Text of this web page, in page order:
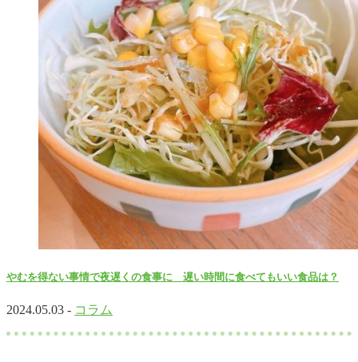
やむを得ない事情で夜遅くの食事に 遅い時間に食べてもいい食品は？
2024.05.03 - コラム